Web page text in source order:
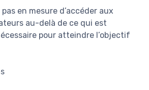
en mesure d’accéder aux
au-delà de ce qui est
pour atteindre l’objectif